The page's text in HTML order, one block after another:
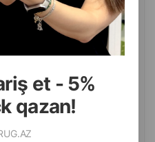
et - 5%
qazan!